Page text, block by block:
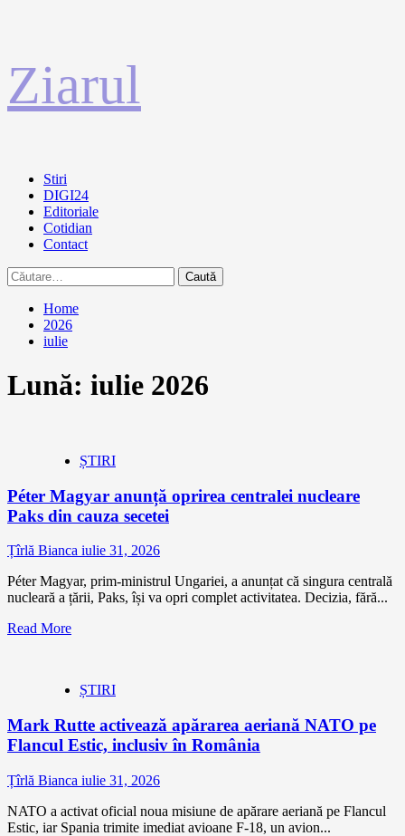
la
conținut
Ziarul
Primary
Menu
Stiri
DIGI24
Editoriale
Cotidian
Contact
Caută
după:
Home
2026
iulie
Lună: iulie 2026
ȘTIRI
Péter Magyar anunță oprirea centralei nucleare
Paks din cauza secetei
Țîrlă Bianca iulie 31, 2026
Péter Magyar, prim-ministrul Ungariei, a anunțat că singura centrală
nucleară a țării, Paks, își va opri complet activitatea. Decizia, fără...
Read More
ȘTIRI
Mark Rutte activează apărarea aeriană NATO pe
Flancul Estic, inclusiv în România
Țîrlă Bianca iulie 31, 2026
NATO a activat oficial noua misiune de apărare aeriană pe Flancul
Estic, iar Spania trimite imediat avioane F-18, un avion...